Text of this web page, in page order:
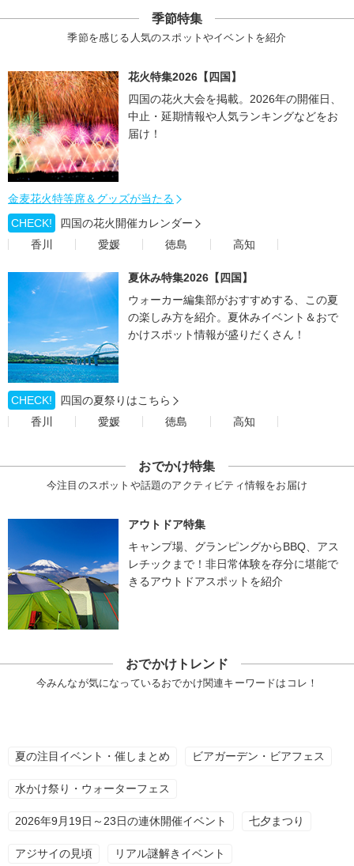
季節特集
季節を感じる人気のスポットやイベントを紹介
花火特集2026【四国】
四国の花火大会を掲載。2026年の開催日、
中止・延期情報や人気ランキングなどをお
届け！
金麦花火特等席＆グッズが当たる
CHECK!
四国の花火開催カレンダー
香川
愛媛 徳島 高知
夏休み特集2026【四国】
ウォーカー編集部がおすすめする、この夏
の楽しみ方を紹介。夏休みイベント＆おで
かけスポット情報が盛りだくさん！
CHECK!
四国の夏祭りはこちら
香川
愛媛 徳島 高知
おでかけ特集
今注目のスポットや話題のアクティビティ情報をお届け
アウトドア特集
キャンプ場、グランピングからBBQ、アス
レチックまで！非日常体験を存分に堪能で
きるアウトドアスポットを紹介
おでかけトレンド
今みんなが気になっているおでかけ関連キーワードはコレ！
夏の注目イベント・催しまとめ ビアガーデン・ビアフェス
水かけ祭り・ウォーターフェス
2026年9月19日～23日の連休開催イベント 七夕まつり
アジサイの見頃 リアル謎解きイベント